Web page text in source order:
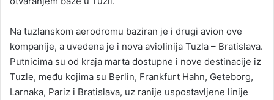
Na tuzlanskom aerodromu baziran je i drugi avion ove
kompanije, a uvedena je i nova aviolinija Tuzla – Bratislava.
Putnicima su od kraja marta dostupne i nove destinacije iz
Tuzle, među kojima su Berlin, Frankfurt Hahn, Geteborg,
Larnaka, Pariz i Bratislava, uz ranije uspostavljene linije